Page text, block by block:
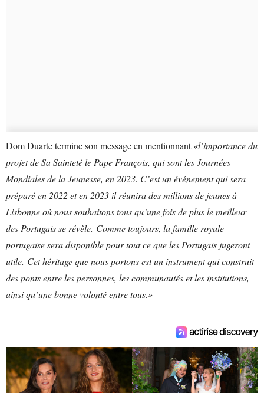
Dom Duarte termine son message en mentionnant«l’importance du
projet de Sa Sainteté le Pape François, qui sont les Journées
Mondiales de la Jeunesse, en 2023. C’est un événement qui sera
préparé en 2022 et en 2023 il réunira des millions de jeunes à
Lisbonne où nous souhaitons tous qu’une fois de plus le meilleur
des Portugais se révèle. Comme toujours, la famille royale
portugaise sera disponible pour tout ce que les Portugais jugeront
utile. Cet héritage que nous portons est un instrument qui construit
des ponts entre les personnes, les communautés et les institutions,
ainsi qu’une bonne volonté entre tous.»